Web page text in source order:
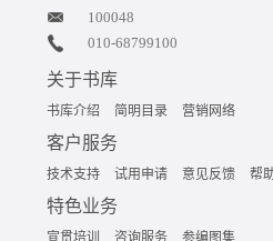
100048
010-68799100
关于书库
书库介绍 简明目录 营销网络
客户服务
技术支持 试用申请 意见反馈 帮
特色业务